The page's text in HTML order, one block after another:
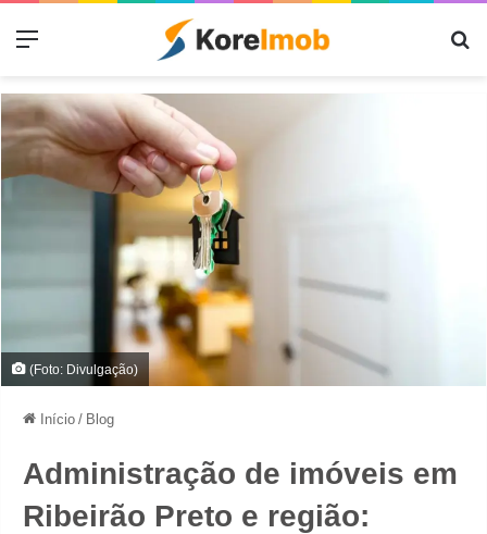
Menu
(Foto: Divulgação)
Início / Blog
Administração de imóveis em
Ribeirão Preto e região: